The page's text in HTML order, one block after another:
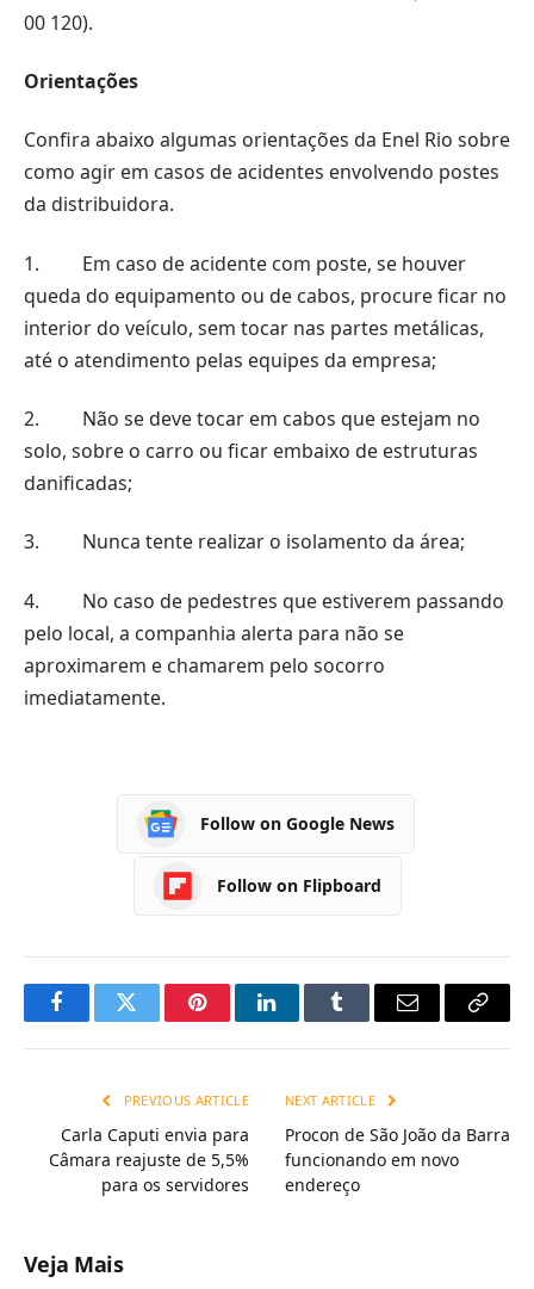
00 120).
Orientações
Confira abaixo algumas orientações da Enel Rio sobre
como agir em casos de acidentes envolvendo postes
da distribuidora.
1. Em caso de acidente com poste, se houver
queda do equipamento ou de cabos, procure ficar no
interior do veículo, sem tocar nas partes metálicas,
até o atendimento pelas equipes da empresa;
2. Não se deve tocar em cabos que estejam no
solo, sobre o carro ou ficar embaixo de estruturas
danificadas;
3. Nunca tente realizar o isolamento da área;
4. No caso de pedestres que estiverem passando
pelo local, a companhia alerta para não se
aproximarem e chamarem pelo socorro
imediatamente.
Follow on Google News
Follow on Flipboard
FacebookTwitter PinterestLinkedInTumblr Email
Copy
PREVIOUS ARTICLE
Carla Caputi envia para
Câmara reajuste de 5,5%
para os servidores
NEXT ARTICLE
Procon de São João da Barra
funcionando em novo
endereço
Veja Mais